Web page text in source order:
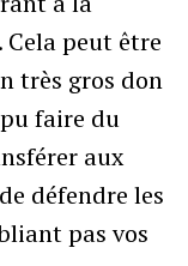
Cela peut être
très gros don
faire du
aux
défendre les
pas vos